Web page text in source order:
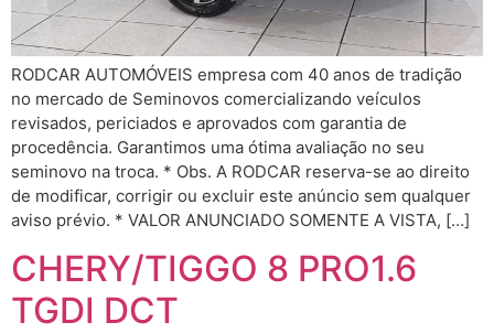
RODCAR AUTOMÓVEIS empresa com 40 anos de tradição
no mercado de Seminovos comercializando veículos
revisados, periciados e aprovados com garantia de
procedência. Garantimos uma ótima avaliação no seu
seminovo na troca. * Obs. A RODCAR reserva-se ao direito
de modificar, corrigir ou excluir este anúncio sem qualquer
aviso prévio. * VALOR ANUNCIADO SOMENTE A VISTA, […]
CHERY/TIGGO 8 PRO1.6
TGDI DCT